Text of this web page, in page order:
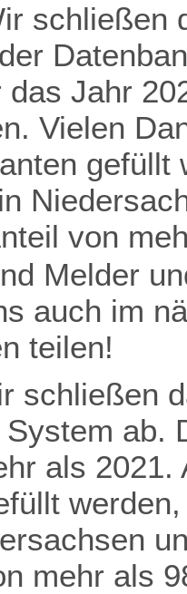
schließen
das Jahr
Vielen
gefüllt
von
Melder
auch im
teilen!
schließen
ab.
als 2021.
mehr als